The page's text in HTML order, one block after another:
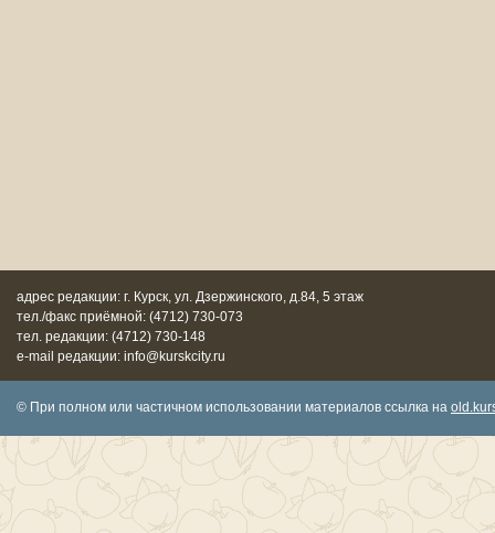
адрес редакции: г. Курск, ул. Дзержинского, д.84, 5 этаж
тел./факс приёмной: (4712) 730-073
тел. редакции: (4712) 730-148
e-mail редакции: info@kurskcity.ru
© При полном или частичном использовании материалов ссылка на